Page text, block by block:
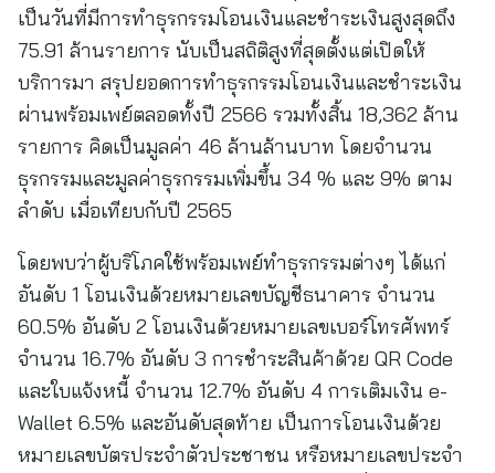
เป็นวันที่มีการทำธุรกรรมโอนเงินและชำระเงินสูงสุดถึง
75.91 ล้านรายการ นับเป็นสถิติสูงที่สุดตั้งแต่เปิดให้
บริการมา สรุปยอดการทำธุรกรรมโอนเงินและชำระเงิน
ผ่านพร้อมเพย์ตลอดทั้งปี 2566 รวมทั้งสิ้น 18,362 ล้าน
รายการ คิดเป็นมูลค่า 46 ล้านล้านบาท โดยจำนวน
ธุรกรรมและมูลค่าธุรกรรมเพิ่มขึ้น 34 % และ 9% ตาม
ลำดับ เมื่อเทียบกับปี 2565
โดยพบว่าผู้บริโภคใช้พร้อมเพย์ทำธุรกรรมต่างๆ ได้แก่
อันดับ 1 โอนเงินด้วยหมายเลขบัญชีธนาคาร จำนวน
60.5% อันดับ 2 โอนเงินด้วยหมายเลขเบอร์โทรศัพทร์
จำนวน 16.7% อันดับ 3 การชำระสินค้าด้วย QR Code
และใบแจ้งหนี้ จำนวน 12.7% อันดับ 4 การเติมเงิน e-
Wallet 6.5% และอันดับสุดท้าย เป็นการโอนเงินด้วย
หมายเลขบัตรประจำตัวประชาชน หรือหมายเลขประจำ